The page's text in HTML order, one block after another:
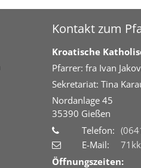
Kontakt zum
Kroatische
Pfarrer: fra Ivan
Sekretariat: Tina
Nordanlage 45
35390 Gießen
Telefon:
E-Mail:
Öffnungszeiten: